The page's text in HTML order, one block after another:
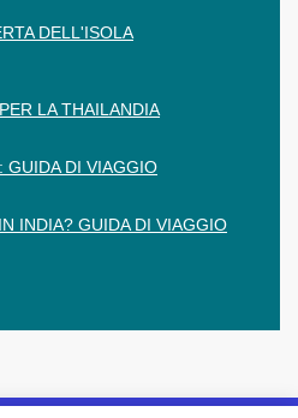
DELL'ISOLA
LA THAILANDIA
GUIDA DI VIAGGIO
INDIA? GUIDA DI VIAGGIO